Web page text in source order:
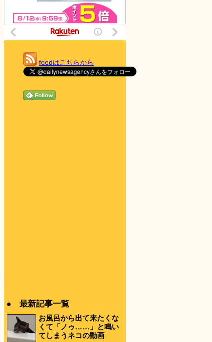
feedはこちらから
● 最新記事一覧
お風呂から出て来たくな
くて「ノゥ……」と鳴い
てしまうネコの動画